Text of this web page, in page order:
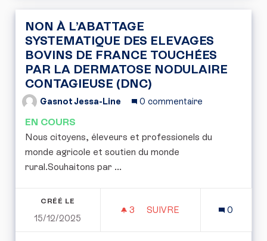
NON À L’ABATTAGE
SYSTEMATIQUE DES ELEVAGES
BOVINS DE FRANCE TOUCHÉES
PAR LA DERMATOSE NODULAIRE
CONTAGIEUSE (DNC)
Gasnot Jessa-Line 0 commentaire
EN COURS
Nous citoyens, éleveurs et professionels du
monde agricole et soutien du monde
rural.Souhaitons par ...
CRÉÉ LE
15/12/2025
3 3 ABONNÉS
SUIVRE
0